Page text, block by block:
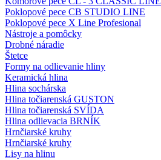
Poklopové pece CB STUDIO LINE
Poklopové pece X Line Profesional
Nástroje a pomôcky
Drobné náradie
Štetce
Formy na odlievanie hliny
Keramická hlina
Hlina sochárska
Hlina točiarenská GUSTON
Hlina točiarenská SVÍDA
Hlina odlievacia BRNÍK
Hrnčiarské kruhy
Hrnčiarské kruhy
Lisy na hlinu